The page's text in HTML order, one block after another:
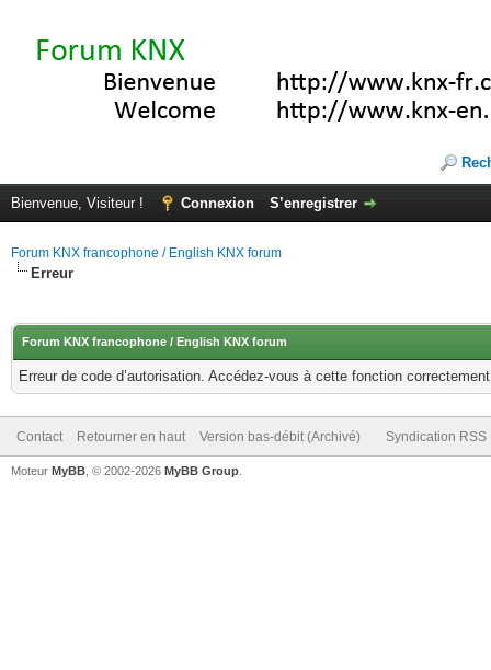
Bienvenue, Visiteur ! Connexion S’enregistrer
Forum KNX francophone / English KNX forum
Erreur
Forum KNX francophone / English KNX forum
Erreur de code d’autorisation. Accédez-vous à cette fonction
Contact Retourner en haut Version bas-débit (Archivé) Syndication RSS
Moteur MyBB , © 2002-2026 MyBB Group